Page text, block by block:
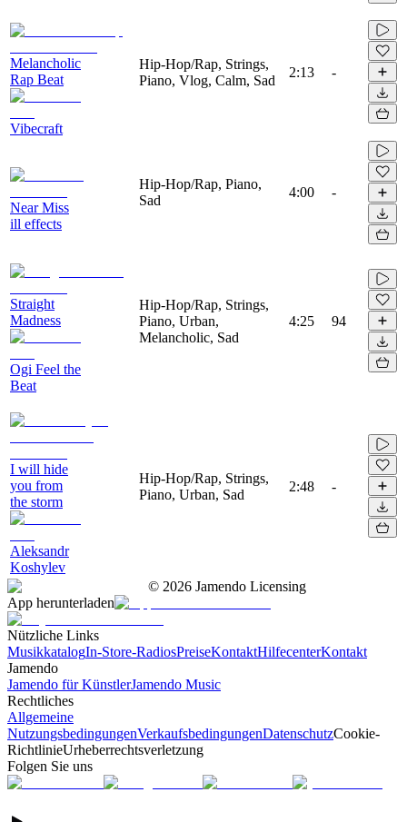
Melancholic
Rap Beat
Vibecraft
Hip-Hop/Rap, Strings,
Piano, Vlog, Calm, Sad
2:13 -
Near Miss
ill effects
Hip-Hop/Rap, Piano,
Sad
4:00 -
Straight
Madness
Ogi Feel the
Beat
Hip-Hop/Rap, Strings,
Piano, Urban,
Melancholic, Sad
4:25 94
I will hide
you from
the storm
Aleksandr
Koshylev
Hip-Hop/Rap, Strings,
Piano, Urban, Sad
2:48 -
© 2026 Jamendo Licensing
App herunterladen
Nützliche Links
MusikkatalogIn-Store-RadiosPreiseKontaktHilfecenterKontakt
Jamendo
Jamendo für KünstlerJamendo Music
Rechtliches
Allgemeine
NutzungsbedingungenVerkaufsbedingungenDatenschutzCookie-
RichtlinieUrheberrechtsverletzung
Folgen Sie uns